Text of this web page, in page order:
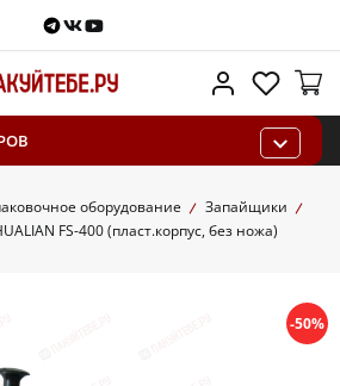
Telegram
VKontakte
Youtube
Личный
оборудование
Запайщики
FS-400 (пласт.корпус, без ножа)
-50%